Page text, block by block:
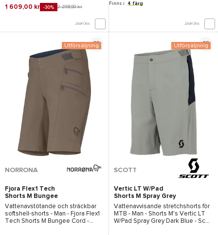
1 609,00 kr -30% 2 298,90 kr
JÄMFÖRA
Finns i 4 färg
JÄMFÖRA
Utförsäljning
NORRONA
Fjora Flex1 Tech
Shorts M Bungee
Cord
Vattenavstötande och sträckbar
softshell-shorts - Man - Fjora Flex1
Tech Shorts M Bungee Cord -
Utförsäljning
SCOTT
Vertic LT W/Pad
Shorts M Spray Grey
Dark Blue
Vattenavvisande stretchshorts för
MTB - Man - Shorts M's Vertic LT
W/Pad Spray Grey Dark Blue - Scott